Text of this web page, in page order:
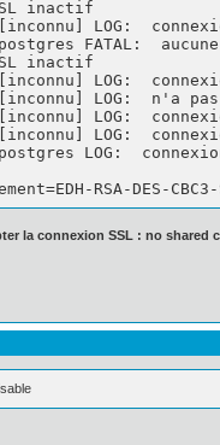
LOG:
postgres FATAL:
LOG:
[inconnu] LOG:  n'a
LOG:
LOG:
postgres LOG:
RSA-DES-
la connexion SSL : no shared